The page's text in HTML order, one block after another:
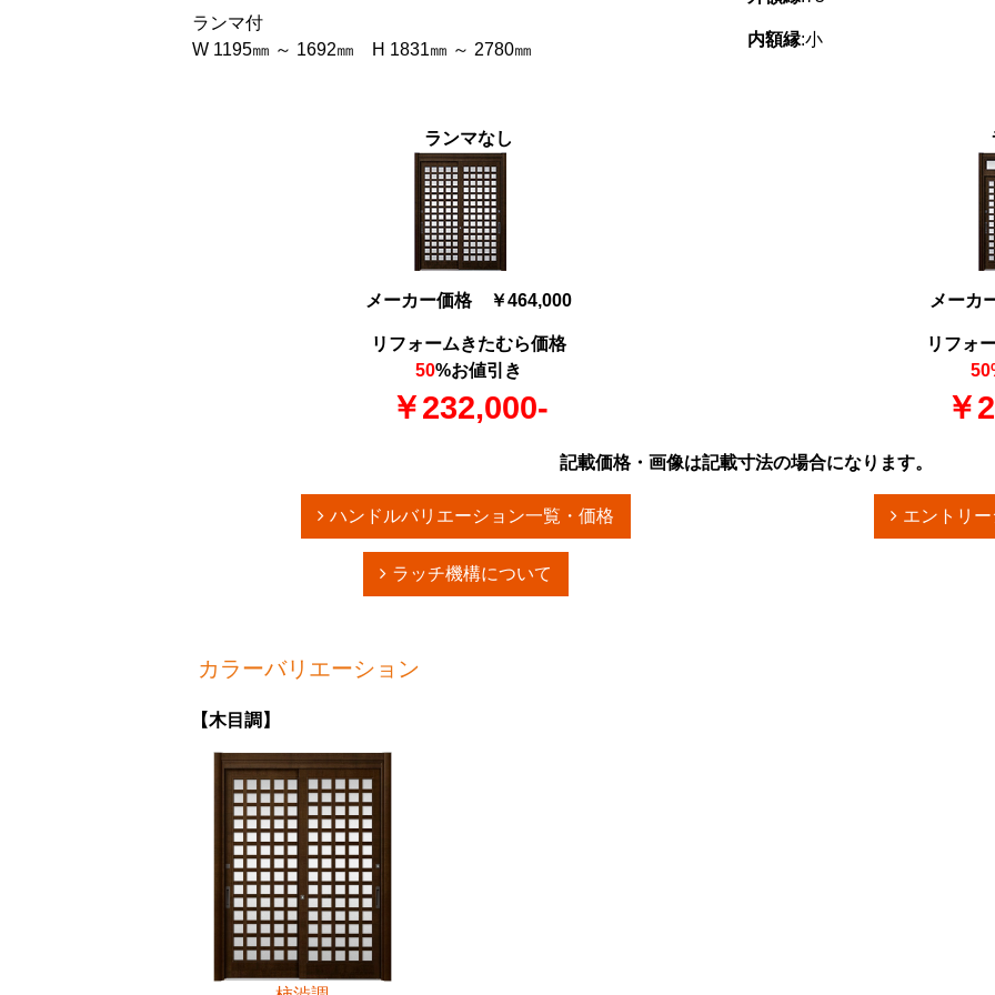
ランマ付
W 1195㎜ ～ 1692㎜ H 1831㎜ ～ 2780㎜
内額縁:小
ランマなし
メーカー価格 ￥464,000
リフォームきたむら価格
50%お値引き
￥232,000-
メーカ
リフォ
￥
記載価格・画像は記載寸法の場合になります。
ハンドルバリエーション一覧・価格 エントリ
ラッチ機構について
カラーバリエーション
【木目調】